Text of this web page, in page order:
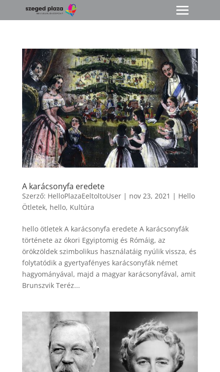
A karácsonyfa eredete
Szerző: HelloPlazaEeltoltoUser| nov 23, 2021 | Hello
Ötletek, hello, Kultúra
hello ötletek A karácsonyfa eredete A karácsonyfák
története az ókori Egyiptomig és Rómáig, az
örökzöldek szimbolikus használatáig nyúlik vissza, és
folytatódik a gyertyafényes karácsonyfák német
hagyományával, majd a magyar karácsonyfával, amit
Brunszvik Teréz...